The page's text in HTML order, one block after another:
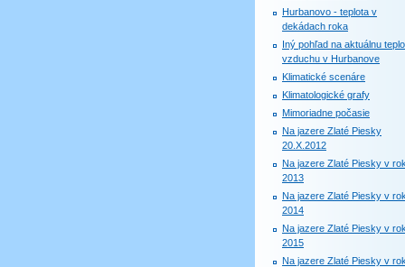
Hurbanovo - teplota v
dekádach roka
Iný pohľad na aktuálnu
vzduchu v Hurbanove
Klimatické scenáre
Klimatologické grafy
Mimoriadne počasie
Na jazere Zlaté Piesky
20.X.2012
Na jazere Zlaté Piesky v
2013
Na jazere Zlaté Piesky v
2014
Na jazere Zlaté Piesky v
2015
Na jazere Zlaté Piesky v